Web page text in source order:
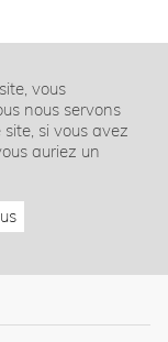
vous
nous servons
si vous avez
auriez un